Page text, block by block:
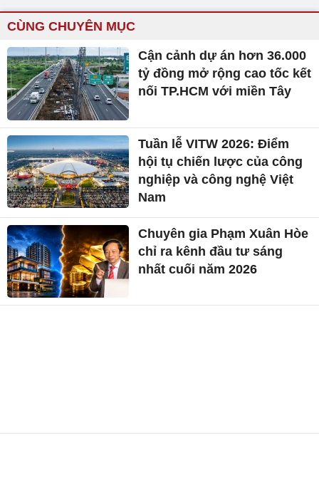
CÙNG CHUYÊN MỤC
Cận cảnh dự án hơn 36.000
tỷ đồng mở rộng cao tốc kết
nối TP.HCM với miền Tây
Tuần lễ VITW 2026: Điểm
hội tụ chiến lược của công
nghiệp và công nghệ Việt
Nam
Chuyên gia Phạm Xuân Hòe
chỉ ra kênh đầu tư sáng
nhất cuối năm 2026